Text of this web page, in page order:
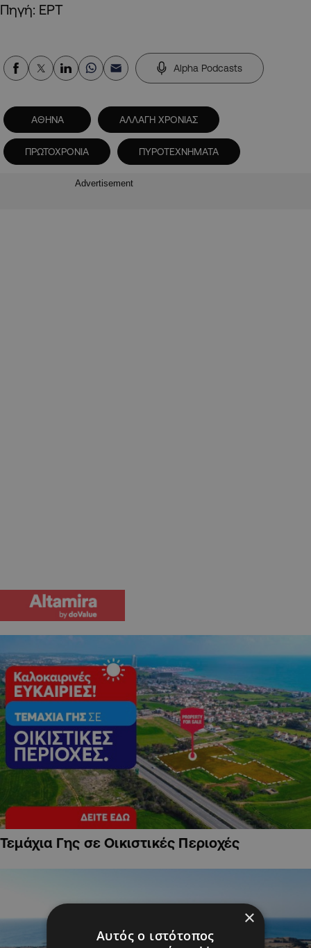
Πηγή: ΕΡΤ
Alpha Podcasts
ΑΘΗΝΑ ΑΛΛΑΓΗ ΧΡΟΝΙΑΣ
ΠΡΩΤΟΧΡΟΝΙΑ ΠΥΡΟΤΕΧΝΗΜΑΤΑ
Advertisement
Τεμάχια Γης σε Οικιστικές Περιοχές
×
Αυτός ο ιστότοπος